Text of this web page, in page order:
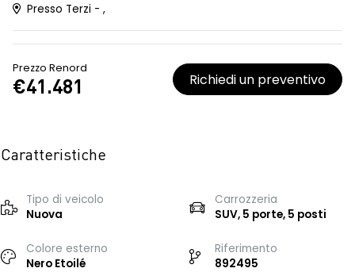
Presso Terzi - ,
Prezzo Renord
€41.481 Richiedi un preventivo
Caratteristiche
Tipo di veicolo
Nuova
Carrozzeria
SUV, 5 porte, 5 posti
Colore esterno
Nero Etoilé
Riferimento
892495